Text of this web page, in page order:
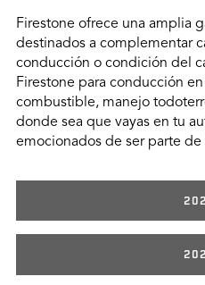
Firestone ofrece una amplia
destinados a complementar
conducción o condición del
Firestone para conducción
combustible, manejo
donde sea que vayas en tu
emocionados de ser parte de